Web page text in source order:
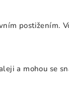
postižením.
a mohou se